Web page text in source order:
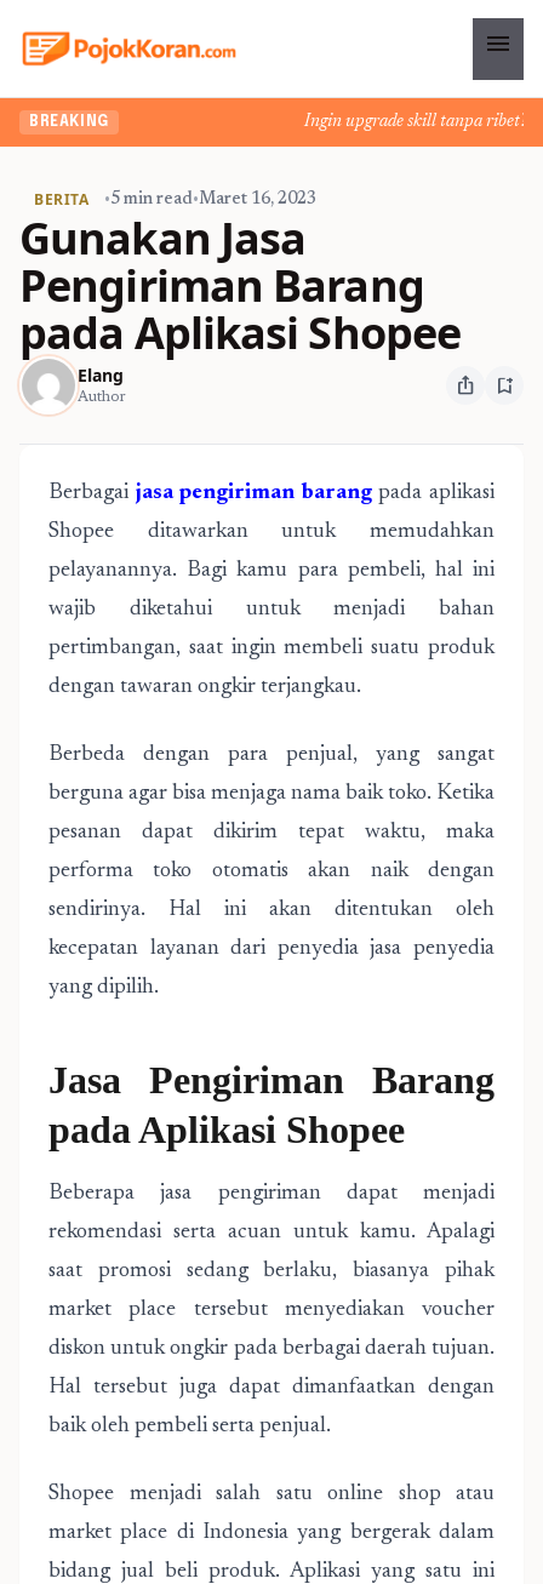
menu
BREAKING Ingin upgrade skill tanpa ribet?
BERITA •5 min read•Maret 16, 2023
Gunakan Jasa
Pengiriman Barang
pada Aplikasi Shopee
Elang
Author ios_share bookmark_add
Berbagai jasa pengiriman barangpada aplikasi
Shopee ditawarkan untuk memudahkan
pelayanannya. Bagi kamu para pembeli, hal ini
wajib diketahui untuk menjadi bahan
pertimbangan, saat ingin membeli suatu produk
dengan tawaran ongkir terjangkau.
Berbeda dengan para penjual, yang sangat
berguna agar bisa menjaga nama baik toko. Ketika
pesanan dapat dikirim tepat waktu, maka
performa toko otomatis akan naik dengan
sendirinya. Hal ini akan ditentukan oleh
kecepatan layanan dari penyedia jasa penyedia
yang dipilih.
Jasa Pengiriman Barang
pada Aplikasi Shopee
Beberapa jasa pengiriman dapat menjadi
rekomendasi serta acuan untuk kamu. Apalagi
saat promosi sedang berlaku, biasanya pihak
market place tersebut menyediakan voucher
diskon untuk ongkir pada berbagai daerah tujuan.
Hal tersebut juga dapat dimanfaatkan dengan
baik oleh pembeli serta penjual.
Shopee menjadi salah satu online shop atau
market place di Indonesia yang bergerak dalam
bidang jual beli produk. Aplikasi yang satu ini